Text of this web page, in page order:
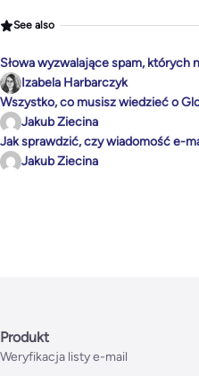
See also
Słowa wyzwalające spam, których
Izabela Harbarczyk
Wszystko, co musisz wiedzieć o
Jakub Ziecina
Jak sprawdzić, czy wiadomość e-
Jakub Ziecina
Produkt
Weryfikacja listy e-mail